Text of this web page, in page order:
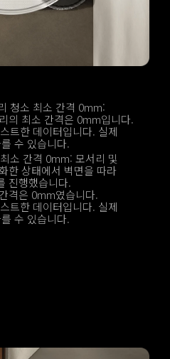
청소 최소 간격 0mm:
의 최소 간격은 0mm입니다.
트한 데이터입니다. 실제
수 있습니다.
소 간격 0mm: 모서리 및
한 상태에서 벽면을 따라
진행했습니다.
격은 0mm였습니다.
트한 데이터입니다. 실제
수 있습니다.